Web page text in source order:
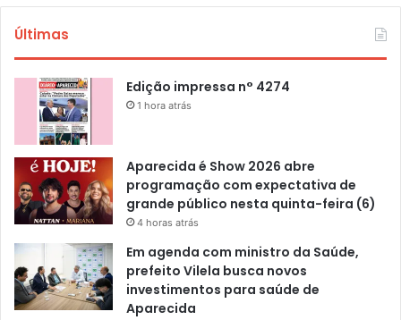
Últimas
Edição impressa n° 4274
1 hora atrás
Aparecida é Show 2026 abre
programação com expectativa de
grande público nesta quinta-feira (6)
4 horas atrás
Em agenda com ministro da Saúde,
prefeito Vilela busca novos
investimentos para saúde de
Aparecida